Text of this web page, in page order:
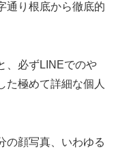
通り根底から徹底的
、必ずLINEでのや
た極めて詳細な個人
の顔写真、いわゆる